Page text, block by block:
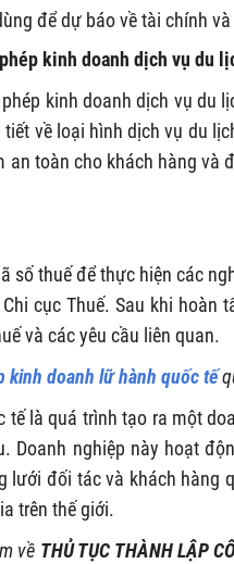
để dự báo về tài chính
kinh doanh dịch vụ du
kinh doanh dịch vụ du
về loại hình dịch vụ du
an toàn cho khách hàng và
số thuế để thực hiện các
cục Thuế. Sau khi hoàn
và các yêu cầu liên quan.
kinh doanh lữ hành quốc tế
tế là quá trình tạo ra một
Doanh nghiệp này hoạt
lưới đối tác và khách hàng
trên thế giới.
về THỦ TỤC THÀNH LẬP